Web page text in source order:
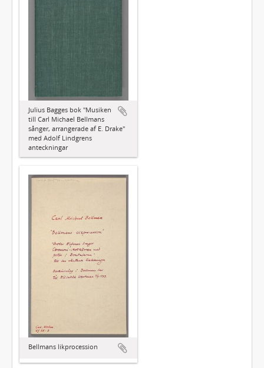
Julius Bagges bok "Musiken
till Carl Michael Bellmans
sånger, arrangerade af E. Drake"
med Adolf Lindgrens
anteckningar
Bellmans likprocession